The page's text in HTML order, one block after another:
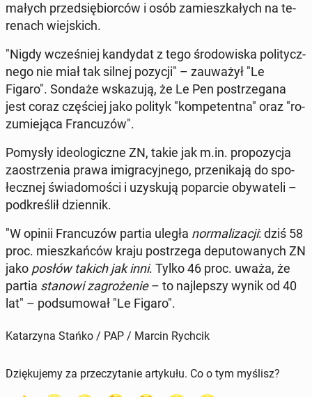
małych przed­się­bior­ców i osób za­miesz­ka­łych na te­
re­nach wiej­skich.
"Nigdy wcze­śniej kan­dy­dat z tego śro­do­wi­ska po­li­tycz­
ne­go nie miał tak silnej pozycji" – za­uwa­żył "Le
Figaro". Sondaże wska­zu­ją, że Le Pen po­strze­ga­na
jest coraz czę­ściej jako polityk "kom­pe­tent­na" oraz "ro­
zu­mie­ją­ca Fran­cu­zów".
Pomysły ide­olo­gicz­ne ZN, takie jak m.in. pro­po­zy­cja
za­ostrze­nia prawa imi­gra­cyj­ne­go, prze­ni­ka­ją do spo­
łecz­nej świa­do­mo­ści i uzy­sku­ją po­par­cie oby­wa­te­li –
pod­kre­ślił dzien­nik.
"W opinii Fran­cu­zów partia uległa nor­ma­li­za­cji: dziś 58
proc. miesz­kań­ców kraju po­strze­ga de­pu­to­wa­nych ZN
jako posłów takich jak inni. Tylko 46 proc. uważa, że
partia stanowi za­gro­że­nie– to naj­lep­szy wynik od 40
lat" – pod­su­mo­wał "Le Figaro".
Katarzyna Stańko / PAP / Marcin Rychcik
Dziękujemy za przeczytanie artykułu. Co o tym myślisz?